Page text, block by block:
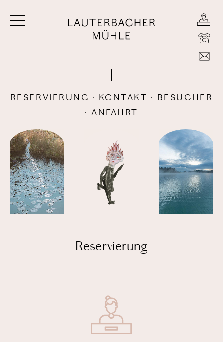
Seiteninhalt
Hauptmenü
Infomenü
Menü
RESERVIERUNG · KONTAKT · BESUCHER
· ANFAHRT
Reservierung